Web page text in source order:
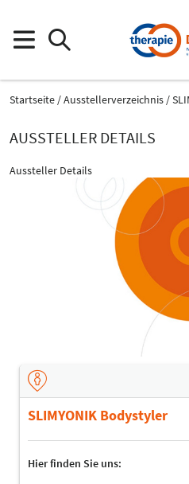
Startseite Ausstellerverzeichnis
AUSSTELLER DETAILS
Aussteller Details
SLIMYONIK Bodystyler
Hier finden Sie uns: